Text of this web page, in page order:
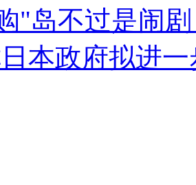
医生回应
政治霸凌主义
"岛不过是闹
本政府拟进